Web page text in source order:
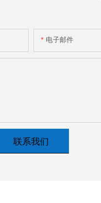
电子邮件
联系我们